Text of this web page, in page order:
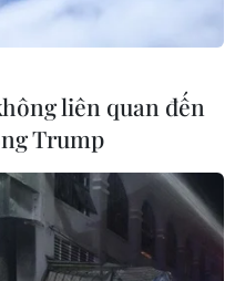
hệ Mỹ-Trung
đang gặp nhiều khó
liên quan đến
Trump